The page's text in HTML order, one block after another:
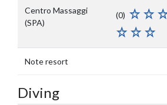
Centro Massaggi
(SPA)
(0)
Note resort
Diving